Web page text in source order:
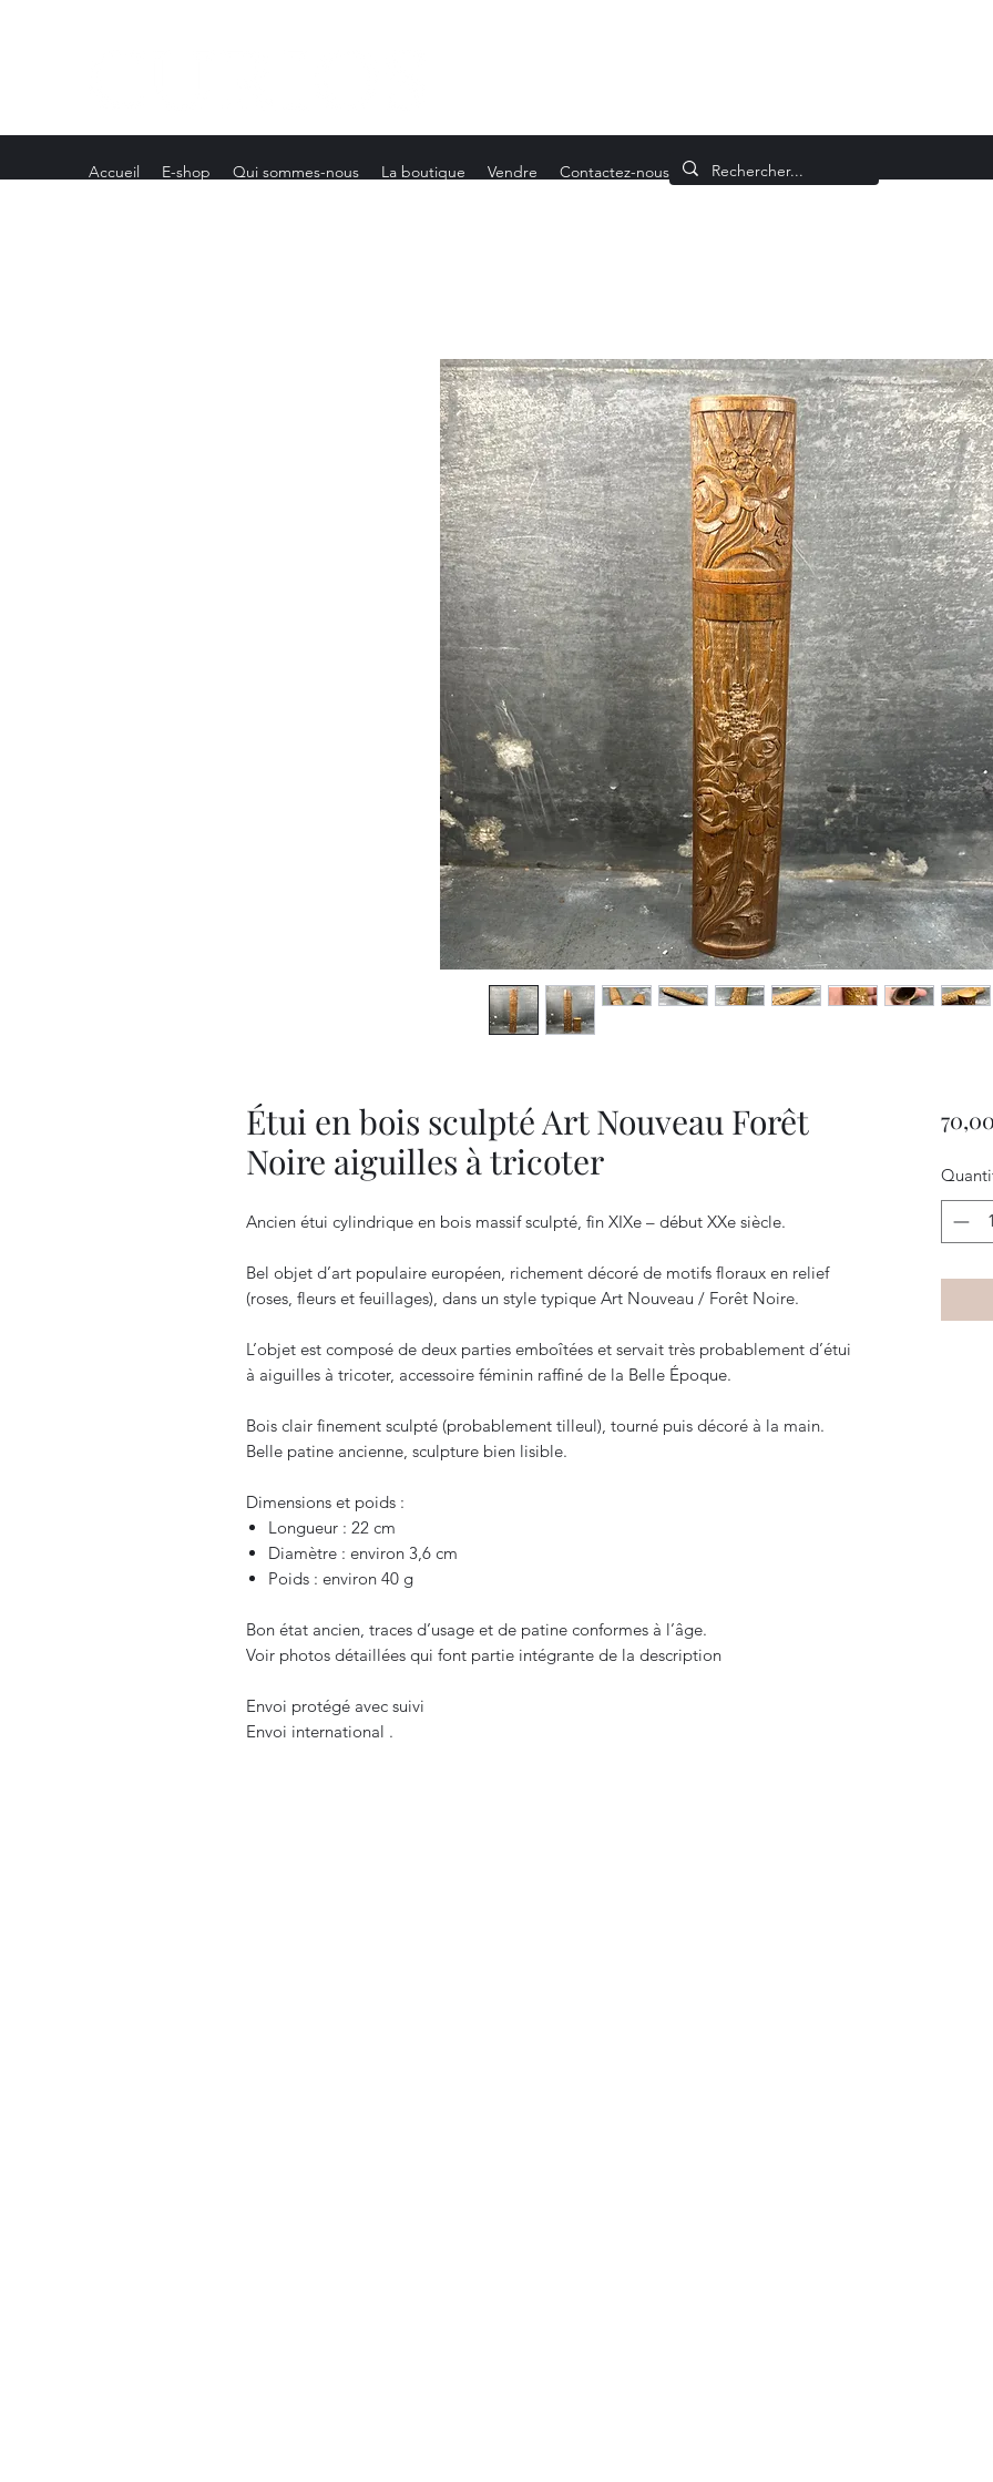
Accueil E-shop Qui sommes-nous La boutique Vendre Contactez-nous
Étui en bois sculpté Art Nouveau Forêt
Noire aiguilles à tricoter
Ancien étui cylindrique en bois massif sculpté, fin XIXe – début XXe siècle.
Bel objet d’art populaire européen, richement décoré de motifs floraux en relief
(roses, fleurs et feuillages), dans un style typique Art Nouveau / Forêt Noire.
L’objet est composé de deux parties emboîtées et servait très probablement d’étui
à aiguilles à tricoter, accessoire féminin raffiné de la Belle Époque.
Bois clair finement sculpté (probablement tilleul), tourné puis décoré à la main.
Belle patine ancienne, sculpture bien lisible.
Dimensions et poids :
Longueur : 22 cm
Diamètre : environ 3,6 cm
Poids : environ 40 g
Bon état ancien, traces d’usage et de patine conformes à l’âge.
Voir photos détaillées qui font partie intégrante de la description
Envoi protégé avec suivi
Envoi international .